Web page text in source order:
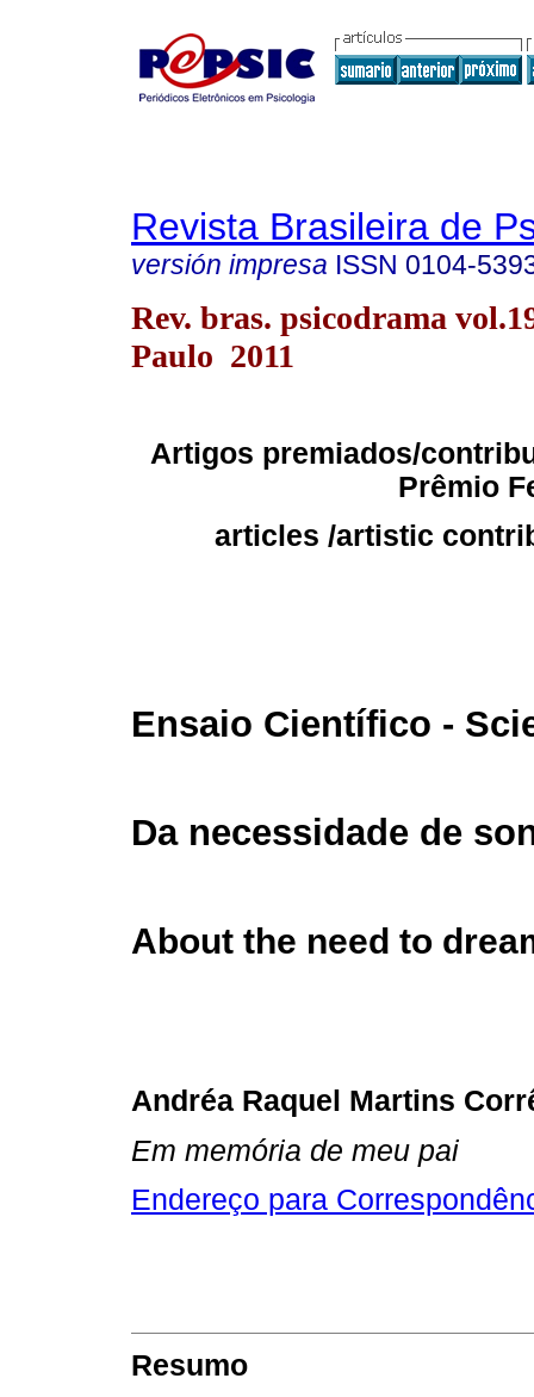
Revista Brasileira de
versión impresa ISSN 0104-
Rev. bras. psicodrama
Paulo 2011
Artigos premiados/
Prêmio
articles /artistic
Ensaio Científico -
Da necessidade de
About the need to
Andréa Raquel Martins
Em memória de meu pai
Endereço para
Resumo